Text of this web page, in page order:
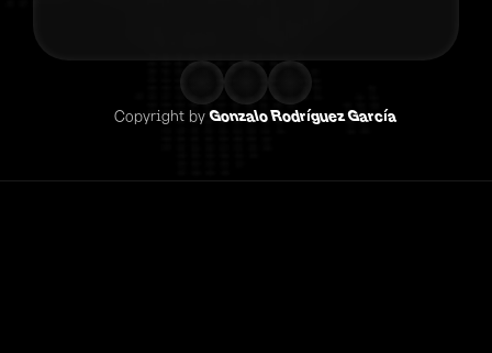
Copyright by Gonzalo Rodríguez García